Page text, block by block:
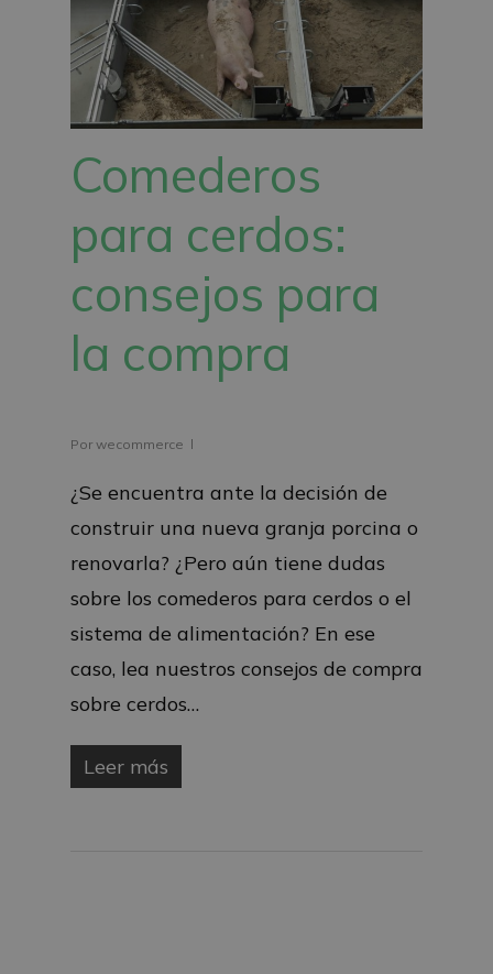
Comederos
para cerdos:
consejos para
la compra
Por wecommerce
¿Se encuentra ante la decisión de
construir una nueva granja porcina o
renovarla? ¿Pero aún tiene dudas
sobre los comederos para cerdos o el
sistema de alimentación? En ese
caso, lea nuestros consejos de compra
sobre cerdos…
Leer más